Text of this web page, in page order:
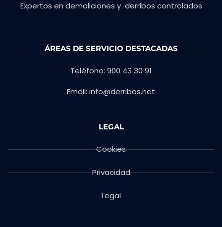
Expertos en demoliciones y derribos controlados
ÁREAS DE SERVICIO DESTACADAS
Teléfono: 900 43 30 91
Email: info@derribos.net
LEGAL
Cookies
Privacidad
Legal